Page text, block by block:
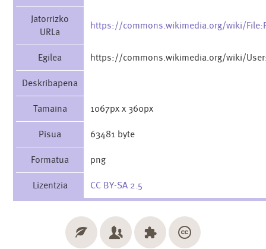
Jatorrizko
URLa
https://commons.wikimedia.org/wiki/
Egilea https://commons.wikimedia.org/wiki/
Deskribapena
Tamaina 1067px x 360px
Pisua 63481 byte
Formatua png
Lizentzia CC BY-SA 2.5